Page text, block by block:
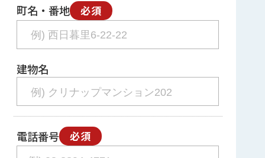
町名・番地 必須
建物名
電話番号 必須